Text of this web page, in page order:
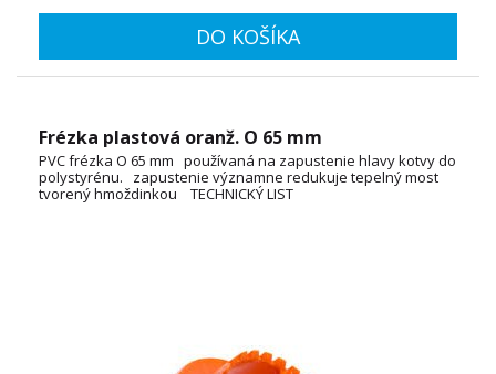
DO KOŠÍKA
Frézka plastová oranž. O 65 mm
PVC frézka O 65 mm používaná na zapustenie hlavy kotvy do
polystyrénu. zapustenie významne redukuje tepelný most
tvorený hmoždinkou TECHNICKÝ LIST